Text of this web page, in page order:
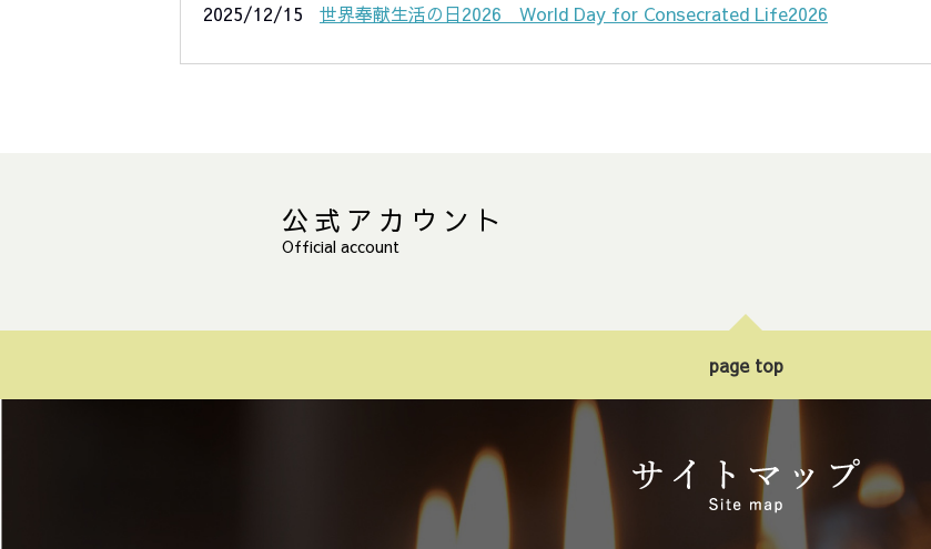
2025/12/15 世界奉献生活の日2026 World Day for Consecrated Life2026
公式アカウント
Official account
page top